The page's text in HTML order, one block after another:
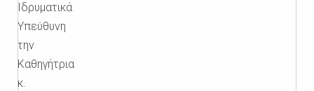
Ιδρυματικά
Υπεύθυνη
την
Καθηγήτρια
κ.